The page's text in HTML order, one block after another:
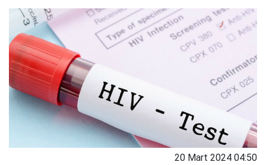
20 Mart 2024 04:50